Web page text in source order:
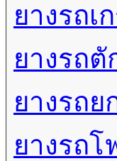
ยางรถเ
ยางรถตั
ยางรถย
ยางรถ